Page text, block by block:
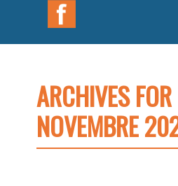
Nav
Widget
ARCHIVES FOR
NOVEMBRE